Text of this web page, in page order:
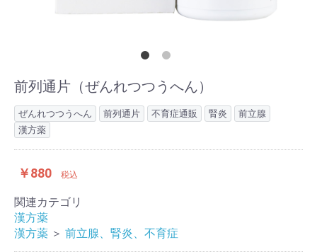
前列通片（ぜんれつつうへん）
ぜんれつつうへん 前列通片 不育症通販 腎炎
前立腺
漢方薬
￥880 税込
関連カテゴリ
漢方薬
漢方薬 ＞ 前立腺、腎炎、不育症